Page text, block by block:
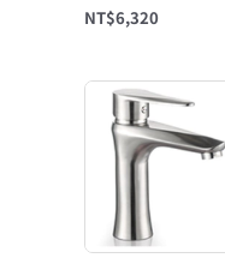
NT$6,320